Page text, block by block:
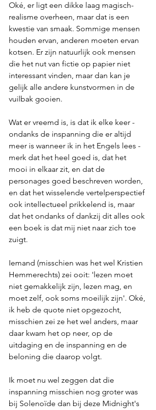
Oké, er ligt een dikke laag magisch-
realisme overheen, maar dat is een
kwestie van smaak. Sommige mensen
houden ervan, anderen moeten ervan
kotsen. Er zijn natuurlijk ook mensen
die het nut van fictie op papier niet
interessant vinden, maar dan kan je
gelijk alle andere kunstvormen in de
vuilbak gooien.
Wat er vreemd is, is dat ik elke keer -
ondanks de inspanning die er altijd
meer is wanneer ik in het Engels lees -
merk dat het heel goed is, dat het
mooi in elkaar zit, en dat de
personages goed beschreven worden,
en dat het wisselende vertelperspectief
ook intellectueel prikkelend is, maar
dat het ondanks of dankzij dit alles ook
een boek is dat mij niet naar zich toe
zuigt.
Iemand (misschien was het wel Kristien
Hemmerechts) zei ooit: 'lezen moet
niet gemakkelijk zijn, lezen mag, en
moet zelf, ook soms moeilijk zijn'. Oké,
ik heb de quote niet opgezocht,
misschien zei ze het wel anders, maar
daar kwam het op neer, op de
uitdaging en de inspanning en de
beloning die daarop volgt.
Ik moet nu wel zeggen dat die
inspanning misschien nog groter was
bij Solenoïde dan bij deze Midnight's